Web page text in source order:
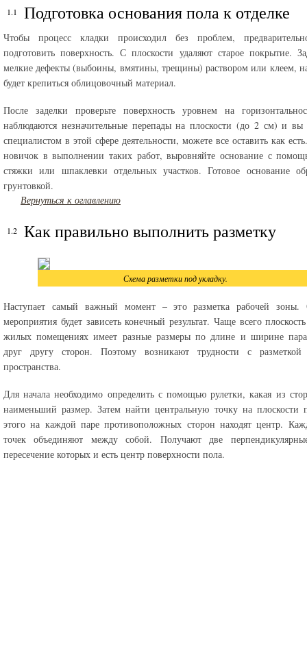
Подготовка основания пола к отделке
Чтобы процесс кладки происходил без проблем,
подготовить поверхность. С плоскости удаляют старое покрытие.
мелкие дефекты (выбоины, вмятины, трещины) раствором или клеем,
будет крепиться облицовочный материал.
После заделки проверьте поверхность уровнем на
наблюдаются незначительные перепады на плоскости (до 2 см) и вы
специалистом в этой сфере деятельности, можете все оставить как
новичок в выполнении таких работ, выровняйте основание с
стяжки или шпаклевки отдельных участков. Готовое основание
грунтовкой.
Вернуться к оглавлению
Как правильно выполнить разметку
Схема разметки под укладку.
Наступает самый важный момент – это разметка рабочей зоны.
мероприятия будет зависеть конечный результат. Чаще всего
жилых помещениях имеет разные размеры по длине и ширине
друг другу сторон. Поэтому возникают трудности с разметкой
пространства.
Для начала необходимо определить с помощью рулетки, какая из
наименьший размер. Затем найти центральную точку на плоскости
этого на каждой паре противоположных сторон находят центр.
точек объединяют между собой. Получают две
пересечение которых и есть центр поверхности пола.